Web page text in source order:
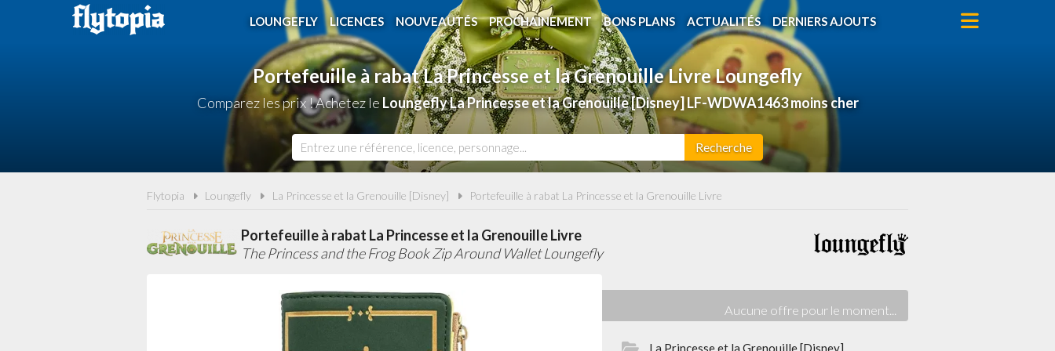
LOUNGEFLY LICENCES NOUVEAUTÉS PROCHAINEMENT BONS PLANS ACTUALITÉS DERNIERS AJOUTS
Portefeuille à rabat La Princesse et la Grenouille Livre Loungefly
Comparez les prix ! Achetez le Loungefly La Princesse et la Grenouille [Disney] LF-WDWA1463 moins cher
Recherche
Flytopia Loungefly La Princesse et la Grenouille [Disney] Portefeuille à rabat La Princesse et la Grenouille Livre
Portefeuille à rabat La Princesse et la Grenouille Livre
The Princess and the Frog Book Zip Around Wallet Loungefly
La Princesse et la Grenouille [Disney]